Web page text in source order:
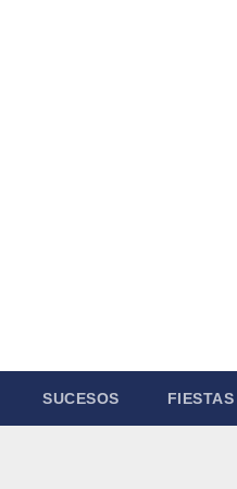
SUCESOS FIESTAS